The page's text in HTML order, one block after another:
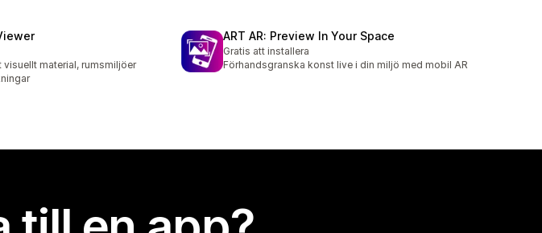
material, rumsmiljöer
ART AR: Preview In Your Space
Gratis att installera
Förhandsgranska konst live i din miljö med mobil AR